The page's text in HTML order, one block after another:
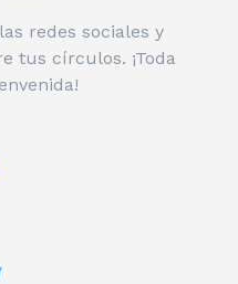
redes sociales y
tus círculos. ¡Toda